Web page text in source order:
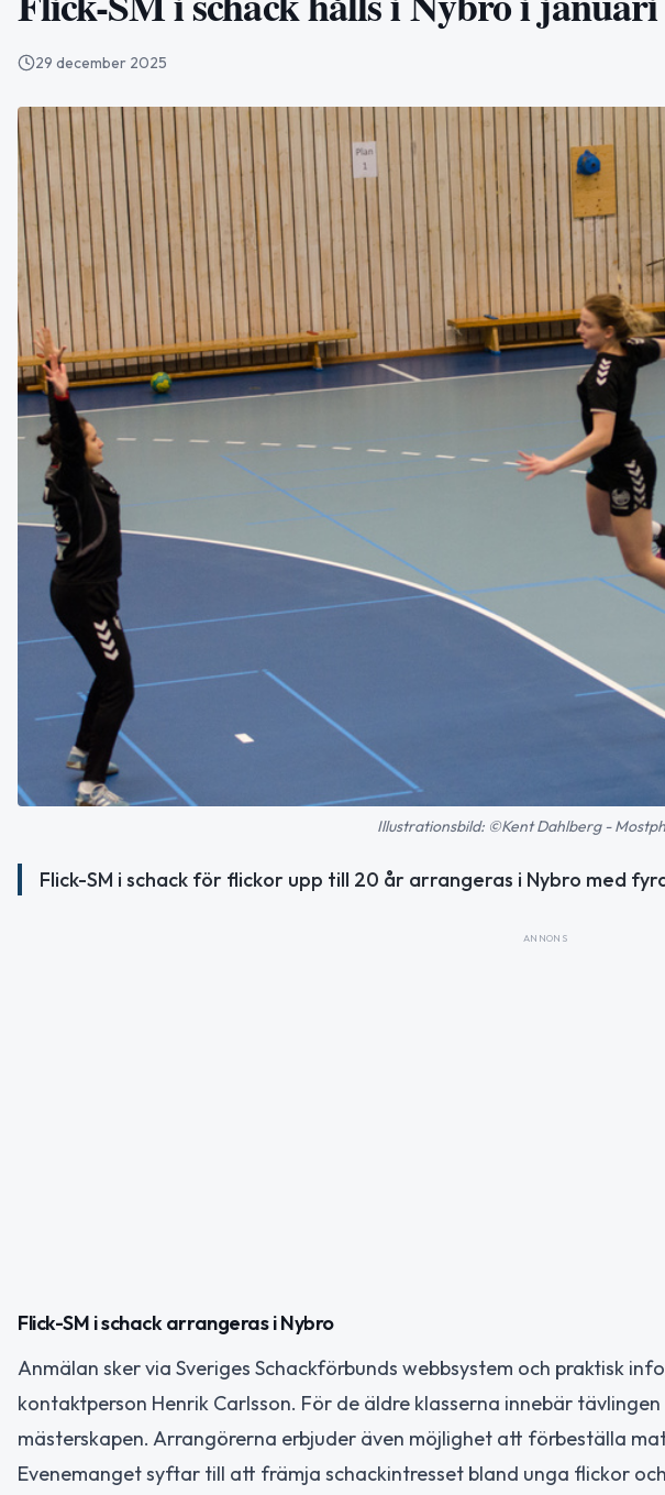
29 december 2025
Illustrationsbild: ©Kent Dahlberg -
Flick-SM i schack för flickor upp till 20 år arrangeras i Nybro med
ANNONS
Flick-SM i schack arrangeras i Nybro
Anmälan sker via Sveriges Schackförbunds webbsystem och praktisk
kontaktperson Henrik Carlsson. För de äldre klasserna innebär
mästerskapen. Arrangörerna erbjuder även möjlighet att förbeställa
Evenemanget syftar till att främja schackintresset bland unga flickor